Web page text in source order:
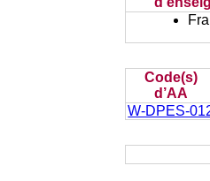
Code(s)
d’AA
W-DPES-